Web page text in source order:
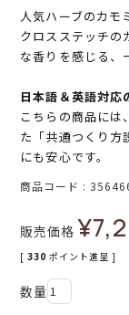
人気ハーブのカモ
クロスステッチの
な香りを感じる、
日本語＆英語対応
こちらの商品には
た「共通つくり方
にも安心です。
商品コード
販売価格 ¥
[ 330 ポイント進呈 ]